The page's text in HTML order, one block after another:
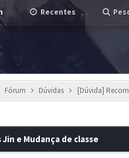
Recentes
Fórum Dúvidas [Dúvida]
e Mudança de classe